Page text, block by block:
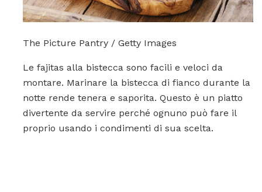
The Picture Pantry / Getty Images
Le fajitas alla bistecca sono facili e veloci da
montare. Marinare la bistecca di fianco durante la
notte rende tenera e saporita. Questo è un piatto
divertente da servire perché ognuno può fare il
proprio usando i condimenti di sua scelta.